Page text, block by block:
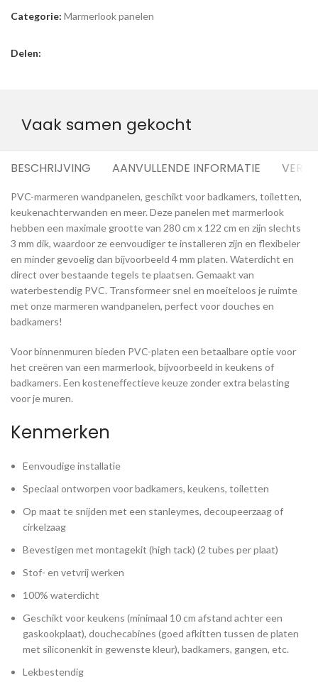
Categorie: Marmerlook panelen
Delen:
Vaak samen gekocht
BESCHRIJVING AANVULLENDE INFORMATIE
PVC-marmeren wandpanelen, geschikt voor badkamers, toiletten,
keukenachterwanden en meer. Deze panelen met marmerlook
hebben een maximale grootte van 280 cm x 122 cm en zijn slechts
3 mm dik, waardoor ze eenvoudiger te installeren zijn en flexibeler
en minder gevoelig dan bijvoorbeeld 4 mm platen. Waterdicht en
direct over bestaande tegels te plaatsen. Gemaakt van
waterbestendig PVC. Transformeer snel en moeiteloos je ruimte
met onze marmeren wandpanelen, perfect voor douches en
badkamers!
Voor binnenmuren bieden PVC-platen een betaalbare optie voor
het creëren van een marmerlook, bijvoorbeeld in keukens of
badkamers. Een kosteneffectieve keuze zonder extra belasting
voor je muren.
Kenmerken
Eenvoudige installatie
Speciaal ontworpen voor badkamers, keukens, toiletten
Op maat te snijden met een stanleymes, decoupeerzaag of
cirkelzaag
Bevestigen met montagekit (high tack) (2 tubes per plaat)
Stof- en vetvrij werken
100% waterdicht
Geschikt voor keukens (minimaal 10 cm afstand achter een
gaskookplaat), douchecabines (goed afkitten tussen de platen
met siliconenkit in gewenste kleur), badkamers, gangen, etc.
Lekbestendig